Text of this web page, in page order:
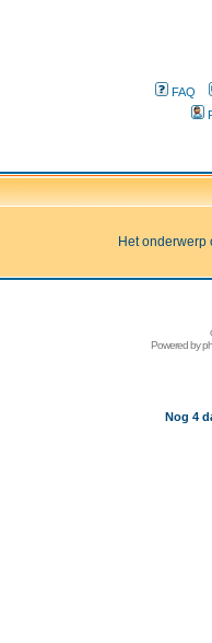
FAQ
Het onderwerp
Powered by
Nog 4